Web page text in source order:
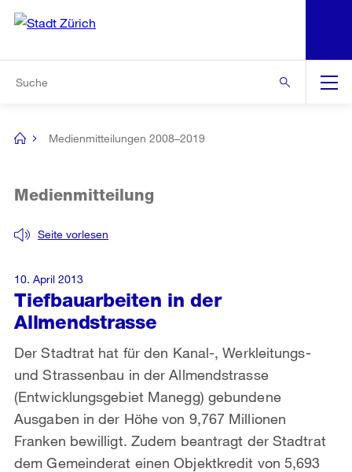
Navigation
[no
Medienmitteilungen 2008–2019
Tiefbauarbeiten in der
Allmendstrasse
Seite vorlesen
Medienmitteilung
Der Stadtrat hat für den Kanal-, Werkleitungs-
und Strassenbau in der Allmendstrasse
(Entwicklungsgebiet Manegg) gebundene
Ausgaben in der Höhe von 9,767 Millionen
Franken bewilligt. Zudem beantragt der Stadtrat
dem Gemeinderat einen Objektkredit von 5,693
10. April 2013